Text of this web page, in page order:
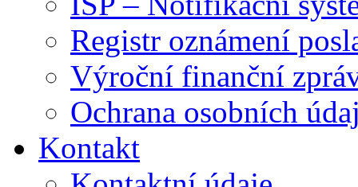
Registr oznámení
Výroční finanční
Ochrana osobních
Kontakt